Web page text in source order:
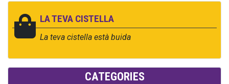
LA TEVA CISTELLA
La teva cistella està buida
CATEGORIES